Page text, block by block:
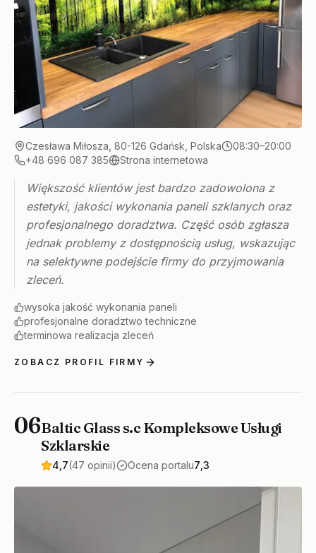
Czesława Miłosza, 80-126 Gdańsk, Polska
08:30–20:00
+48 696 087 385
Strona internetowa
Większość klientów jest bardzo zadowolona z
estetyki, jakości wykonania paneli szklanych oraz
profesjonalnego doradztwa. Część osób zgłasza
jednak problemy z dostępnością usług, wskazując
na selektywne podejście firmy do przyjmowania
zleceń.
wysoka jakość wykonania paneli
profesjonalne doradztwo techniczne
terminowa realizacja zleceń
ZOBACZ PROFIL FIRMY
06Baltic Glass s.c Kompleksowe Usługi
Szklarskie
4,7(47 opinii) Ocena portalu7,3